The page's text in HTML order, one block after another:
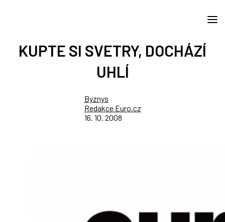
KUPTE SI SVETRY, DOCHÁZÍ
UHLÍ
Byznys
Redakce Euro.cz
16. 10. 2008